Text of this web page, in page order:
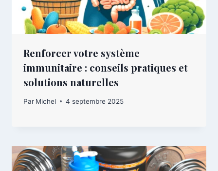
Renforcer votre système
immunitaire : conseils pratiques et
solutions naturelles
Par Michel 4 septembre 2025